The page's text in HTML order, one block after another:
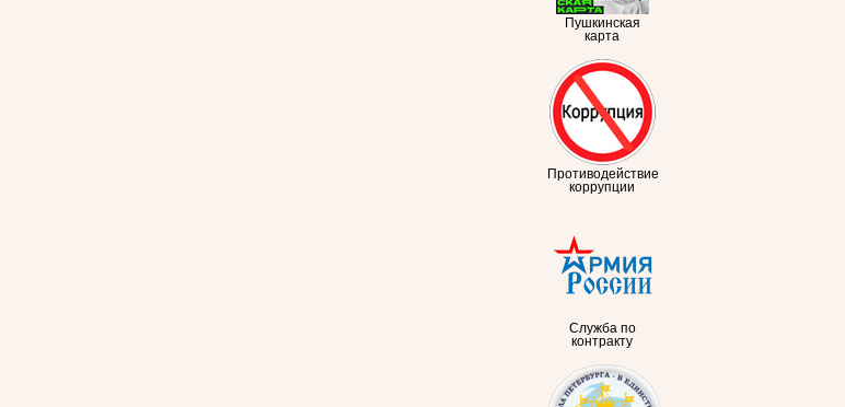
Пушкинская
карта
Противодействие
коррупции
Служба по
контракту